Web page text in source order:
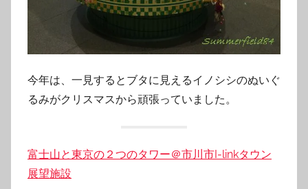
今年は、一見するとブタに見えるイノシシのぬいぐ
るみがクリスマスから頑張っていました。
富士山と東京の２つのタワー＠市川市I-linkタウン
展望施設